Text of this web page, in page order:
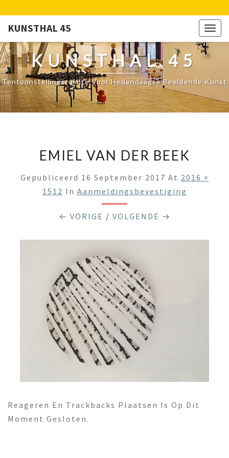
KUNSTHAL 45
KUNSTHAL 45
Tentoonstellingsruimte Voor Hedendaagse Beeldende Kunst
EMIEL VAN DER BEEK
Gepubliceerd 16 September 2017 At 2016 ×
1512 In Aanmeldingsbevestiging
← VORIGE / VOLGENDE →
Reageren En Trackbacks Plaatsen Is Op Dit
Moment Gesloten.